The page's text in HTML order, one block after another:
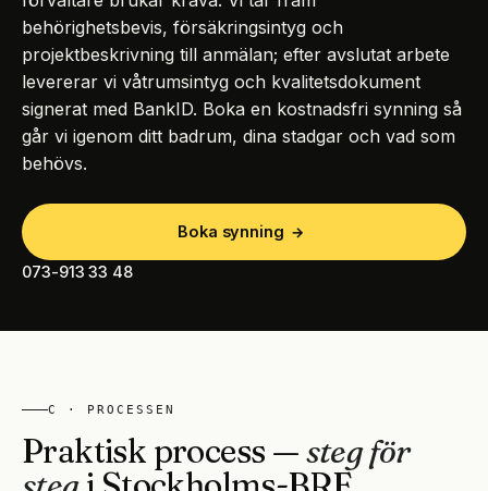
behörighetsbevis, försäkringsintyg och
projektbeskrivning till anmälan; efter avslutat arbete
levererar vi våtrumsintyg och kvalitetsdokument
signerat med BankID. Boka en kostnadsfri synning så
går vi igenom ditt badrum, dina stadgar och vad som
behövs.
Boka synning →
073-913 33 48
C · PROCESSEN
Praktisk process —steg för